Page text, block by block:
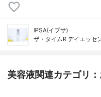
IPSA(イプサ)
ザ・タイムR デイエッセ
美容液関連カテゴリ